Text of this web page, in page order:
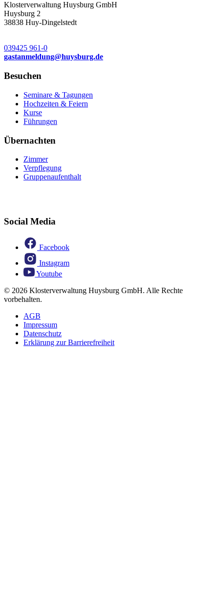
Klosterverwaltung Huysburg GmbH
Huysburg 2
38838 Huy-Dingelstedt
039425 961-0
gastanmeldung@huysburg.de
Besuchen
Seminare & Tagungen
Hochzeiten & Feiern
Kurse
Führungen
Übernachten
Zimmer
Verpflegung
Gruppenaufenthalt
Social Media
Facebook
Instagram
Youtube
© 2026 Klosterverwaltung Huysburg GmbH. Alle Rechte
vorbehalten.
AGB
Impressum
Datenschutz
Erklärung zur Barrierefreiheit